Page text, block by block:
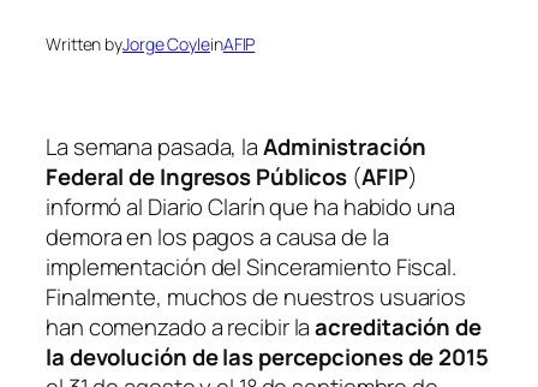
Written byJorge CoyleinAFIP
La semana pasada, laAdministración
Federal de Ingresos Públicos (AFIP)
informó al Diario Clarín que ha habido una
demora en los pagos a causa de la
implementación del Sinceramiento Fiscal.
Finalmente, muchos de nuestros usuarios
han comenzado a recibir laacreditación de
la devolución de las percepciones de 2015